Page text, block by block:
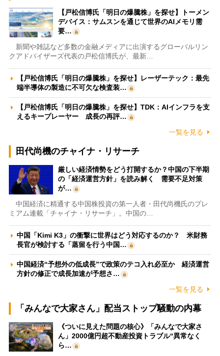
【戸松信博氏「明日の爆騰株」を探せ】トーメン
デバイス：サムスンを通じて世界のAIメモリ需
要…
新聞や雑誌など多数の金融メディアに出演するグローバルリン
クアドバイザーズ代表の戸松信博氏が、最新…
【戸松信博氏「明日の爆騰株」を探せ】レーザーテック：最先
端半導体の製造に不可欠な検査装…
【戸松信博氏「明日の爆騰株」を探せ】TDK：AIインフラを支
えるキープレーヤー 成長の再評…
一覧を見る
田代尚機のチャイナ・リサーチ
厳しい経済情勢をどう打開するか？中国の下半期
の「経済運営方針」を読み解く 需要不足対策
が…
中国経済に精通する中国株投資の第一人者・田代尚機氏のプレ
ミアム連載「チャイナ・リサーチ」。中国の…
中国「Kimi K3」の衝撃に世界はどう対応するのか？ 米財務
長官が検討する「蒸留を行う中国…
中国経済“予想外の低成長”で政策のテコ入れ必至か 経済運営
方針の修正で成長加速が予想さ…
一覧を見る
「みんなで大家さん」配当ストップ騒動の内幕
《ついに見えた問題の核心》「みんなで大家さ
ん」2000億円超不動産投資トラブル“異常なく
ら…